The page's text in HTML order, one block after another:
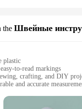
the Швейные
plastic
to-read markings
crafting, and DIY
and accurate
and hobbyists